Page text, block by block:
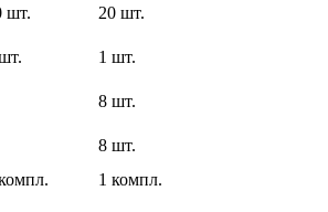
шт.
20 шт.
1 шт.
8 шт.
8 шт.
1 компл.